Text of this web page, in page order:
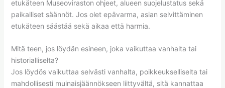
etukäteen Museoviraston ohjeet, alueen suojelustatus sekä
paikalliset säännöt. Jos olet epävarma, asian selvittäminen
etukäteen säästää sekä aikaa että harmia.
Mitä teen, jos löydän esineen, joka vaikuttaa vanhalta tai
historialliselta?
Jos löydös vaikuttaa selvästi vanhalta, poikkeukselliselta tai
mahdollisesti muinaisjäännökseen liittyvältä, sitä kannattaa